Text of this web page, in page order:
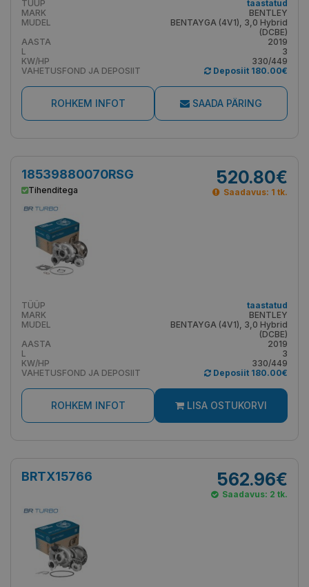
TÜÜP
taastatud
MARK
BENTLEY
MUDEL
BENTAYGA (4V1), 3,0 Hybrid
(DCBE)
AASTA
2019
L
3
KW/HP
330/449
VAHETUSFOND JA DEPOSIIT
Deposiit 180.00€
ROHKEM INFOT SAADA PÄRING
18539880070RSG
Tihenditega
520.80€
Saadavus: 1 tk.
TÜÜP
taastatud
MARK
BENTLEY
MUDEL
BENTAYGA (4V1), 3,0 Hybrid
(DCBE)
AASTA
2019
L
3
KW/HP
330/449
VAHETUSFOND JA DEPOSIIT
Deposiit 180.00€
ROHKEM INFOT LISA OSTUKORVI
BRTX15766 562.96€
Saadavus: 2 tk.